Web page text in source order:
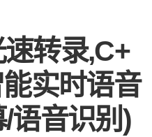
转录,C+
实时语音
语音识别)